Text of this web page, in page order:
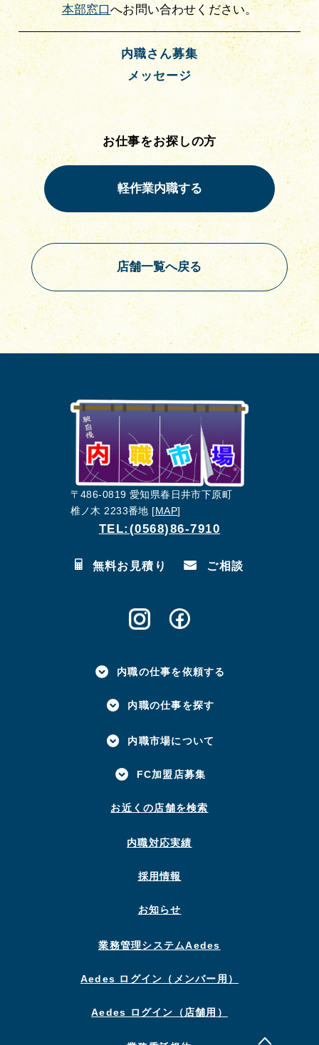
本部窓口へお問い合わせください。
内職さん募集
メッセージ
お仕事をお探しの方
店舗一覧へ戻る
〒486-0819 愛知県春日井市下原町
椎ノ木 2233番地 [MAP]
TEL:(0568)86-7910
無料お見積り ご相談
内職の仕事を依頼する
内職の仕事を探す
内職市場について
FC加盟店募集
お近くの店舗を検索
内職対応実績
採用情報
お知らせ
業務管理システムAedes
Aedes ログイン（メンバー用）
Aedes ログイン（店舗用）